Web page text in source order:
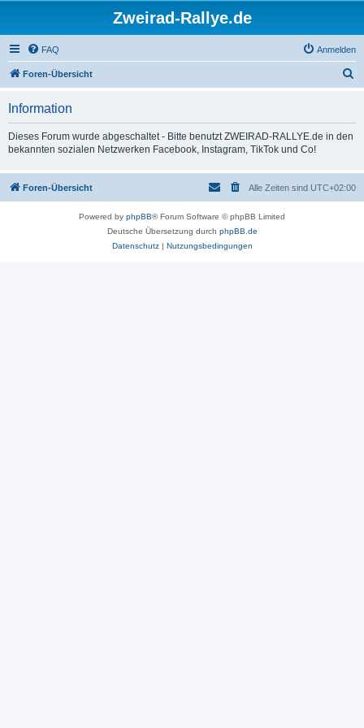
Zweirad-Rallye.de
FAQ Anmelden
Foren-Übersicht
Information
Dieses Forum wurde abgeschaltet - Bitte benutzt ZWEIRAD-RALLYE.de in den
bekannten sozialen Netzwerken Facebook, Instagram, TikTok und Co!
Foren-Übersicht Alle Zeiten sind UTC+02:00
Powered by phpBB® Forum Software © phpBB Limited
Deutsche Übersetzung durch phpBB.de
Datenschutz| Nutzungsbedingungen